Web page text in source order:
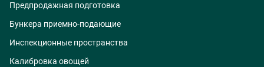
Предпродажная подготовка
Бункера приемно-подающие
Инспекционные пространства
Калибровка овощей